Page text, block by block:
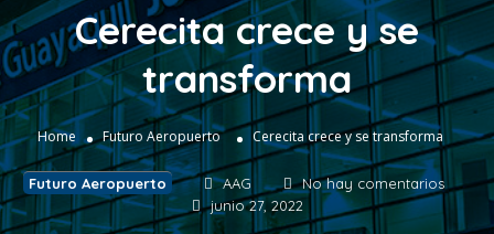
Cerecita crece y se
transforma
Home Futuro Aeropuerto Cerecita crece y se transforma
Futuro Aeropuerto AAG
No hay comentarios
junio 27, 2022